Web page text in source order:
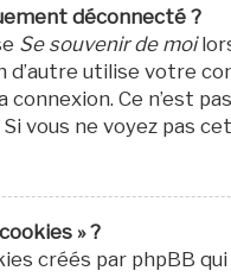
déconnecté ?
Se souvenir de moi
d’autre utilise votre
connexion. Ce n’est
vous ne voyez pas
» ?
créés par phpBB